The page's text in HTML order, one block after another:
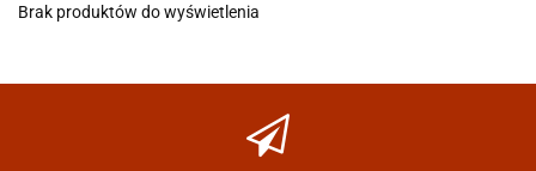
Brak produktów do wyświetlenia